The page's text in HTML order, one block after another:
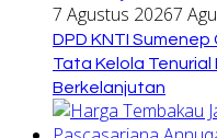
7 Agustus 20267
DPD KNTI
Tata Kelola
Berkelanjutan